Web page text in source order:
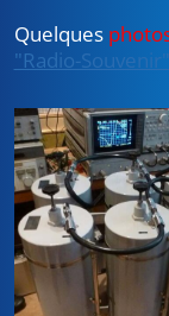
Quelques
"Radio-Souvenir"